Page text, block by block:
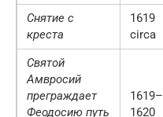
Снятие с
креста
1619
circa
Святой
Амвросий
преграждает
Феодосию путь
1619–
1620